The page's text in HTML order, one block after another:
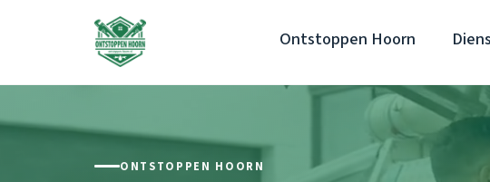
Ontstoppen Hoorn
ONTSTOPPEN HOORN